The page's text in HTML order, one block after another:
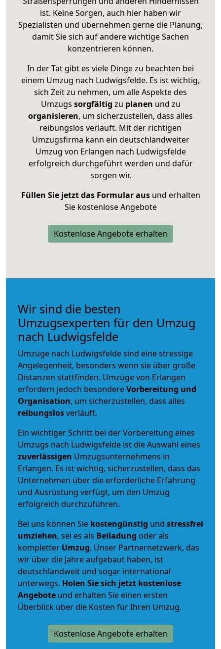
ist. Keine Sorgen, auch hier haben wir
Spezialisten und übernehmen gerne die Planung,
damit Sie sich auf andere wichtige Sachen
konzentrieren können.
In der Tat gibt es viele Dinge zu beachten bei
einem Umzug nach Ludwigsfelde. Es ist wichtig,
sich Zeit zu nehmen, um alle Aspekte des
Umzugs sorgfältig zu planen und zu
organisieren, um sicherzustellen, dass alles
reibungslos verläuft. Mit der richtigen
Umzugsfirma kann ein deutschlandweiter
Umzug von Erlangen nach Ludwigsfelde
erfolgreich durchgeführt werden und dafür
sorgen wir.
Füllen Sie jetzt das Formular ausund erhalten
Sie kostenlose Angebote
Kostenlose Angebote erhalten
Wir sind die besten
Umzugsexperten für den Umzug
nach Ludwigsfelde
Umzüge nach Ludwigsfelde sind eine stressige
Angelegenheit, besonders wenn sie über große
Distanzen stattfinden. Umzüge von Erlangen
erfordern jedoch besondereVorbereitung und
Organisation, um sicherzustellen, dass alles
reibungslosverläuft.
Ein wichtiger Schritt bei der Vorbereitung eines
Umzugs nach Ludwigsfelde ist die Auswahl eines
zuverlässigen Umzugsunternehmens in
Erlangen. Es ist wichtig, sicherzustellen, dass das
Unternehmen über die erforderliche Erfahrung
und Ausrüstung verfügt, um den Umzug
erfolgreich durchzuführen.
Bei uns können Sie kostengünstig und stressfrei
umziehen, sei es als Beiladung oder als
kompletter Umzug. Unser Partnernetzwerk, das
wir über die Jahre aufgebaut haben, ist
deutschlandweit und sogar international
unterwegs. Holen Sie sich jetzt kostenlose
Angebote und erhalten Sie einen ersten
Überblick über die Kosten für Ihren Umzug.
Kostenlose Angebote erhalten